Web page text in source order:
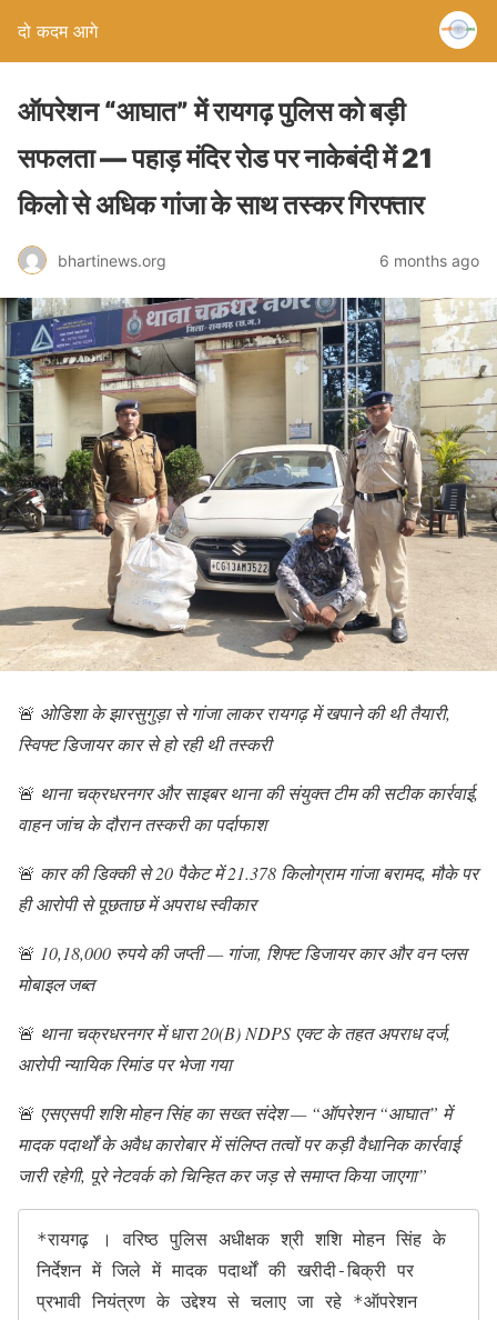
दो कदम आगे
ऑपरेशन “आघात” में रायगढ़ पुलिस को बड़ी
सफलता — पहाड़ मंदिर रोड पर नाकेबंदी में 21
किलो से अधिक गांजा के साथ तस्कर गिरफ्तार
bhartinews.org 6 months ago
🚨 ओडिशा के झारसुगुड़ा से गांजा लाकर रायगढ़ में खपाने की थी तैयारी,
स्व‍िफ्ट डिजायर कार से हो रही थी तस्करी
🚨 थाना चक्रधरनगर और साइबर थाना की संयुक्त टीम की सटीक कार्रवाई,
वाहन जांच के दौरान तस्करी का पर्दाफाश
🚨 कार की डिक्की से 20 पैकेट में 21.378 किलोग्राम गांजा बरामद, मौके पर
ही आरोपी से पूछताछ में अपराध स्वीकार
🚨 10,18,000 रुपये की जप्ती — गांजा, शिफ्ट डिजायर कार और वन प्लस
मोबाइल जब्त
🚨 थाना चक्रधरनगर में धारा 20(B) NDPS एक्ट के तहत अपराध दर्ज,
आरोपी न्यायिक रिमांड पर भेजा गया
🚨 एसएसपी शशि मोहन सिंह का सख्त संदेश — “ऑपरेशन “आघात” में
मादक पदार्थों के अवैध कारोबार में संलिप्त तत्वों पर कड़ी वैधानिक कार्रवाई
जारी रहेगी, पूरे नेटवर्क को चिन्हित कर जड़ से समाप्त किया जाएगा”
*रायगढ़ । वरिष्ठ पुलिस अधीक्षक श्री शशि मोहन सिंह के
निर्देशन में जिले में मादक पदार्थों की खरीदी-बिक्री पर
प्रभावी नियंत्रण के उद्देश्य से चलाए जा रहे *ऑपरेशन